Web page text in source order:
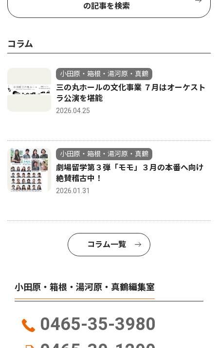
の記事を検索
コラム
小田原・箱根・湯河原・真鶴
三の丸ホールの文化事業 ７月はオーケスト
ラ公演を堪能
2026.04.25
小田原・箱根・湯河原・真鶴
劇場留学第３弾「モモ」３月の本番へ向け
絶賛稽古中！
2026.01.31
コラム一覧
小田原・箱根・湯河原・真鶴編集室
0465-35-3980